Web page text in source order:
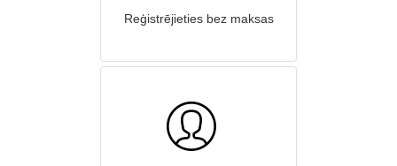
Reģistrējieties bez maksas